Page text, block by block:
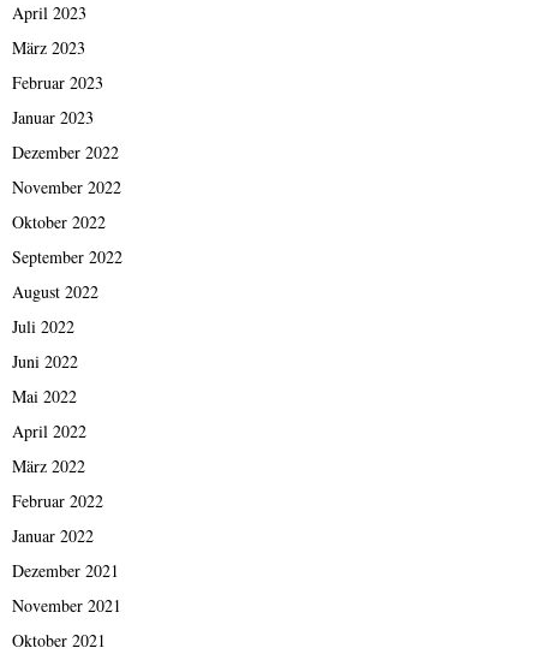
April 2023
März 2023
Februar 2023
Januar 2023
Dezember 2022
November 2022
Oktober 2022
September 2022
August 2022
Juli 2022
Juni 2022
Mai 2022
April 2022
März 2022
Februar 2022
Januar 2022
Dezember 2021
November 2021
Oktober 2021